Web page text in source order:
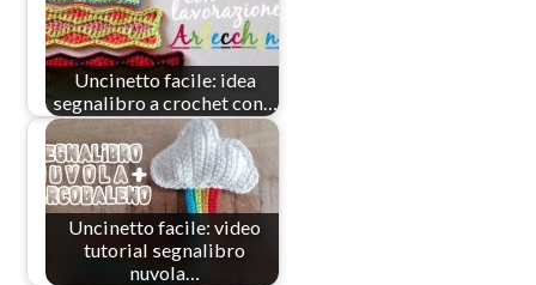
Uncinetto facile: idea
segnalibro a crochet con…
Uncinetto facile: video
tutorial segnalibro
nuvola…